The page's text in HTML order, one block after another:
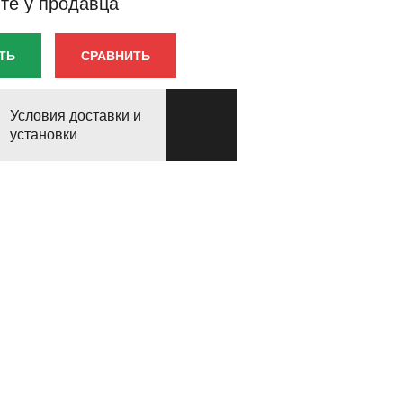
СРАВНИТЬ
Условия доставки и
установки